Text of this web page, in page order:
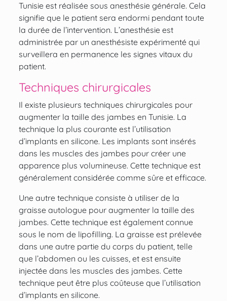
Tunisie est réalisée sous anesthésie générale. Cela
signifie que le patient sera endormi pendant toute
la durée de l’intervention. L’anesthésie est
administrée par un anesthésiste expérimenté qui
surveillera en permanence les signes vitaux du
patient.
Techniques chirurgicales
Il existe plusieurs techniques chirurgicales pour
augmenter la taille des jambes en Tunisie. La
technique la plus courante est l’utilisation
d’implants en silicone. Les implants sont insérés
dans les muscles des jambes pour créer une
apparence plus volumineuse. Cette technique est
généralement considérée comme sûre et efficace.
Une autre technique consiste à utiliser de la
graisse autologue pour augmenter la taille des
jambes. Cette technique est également connue
sous le nom de lipofilling. La graisse est prélevée
dans une autre partie du corps du patient, telle
que l’abdomen ou les cuisses, et est ensuite
injectée dans les muscles des jambes. Cette
technique peut être plus coûteuse que l’utilisation
d’implants en silicone.